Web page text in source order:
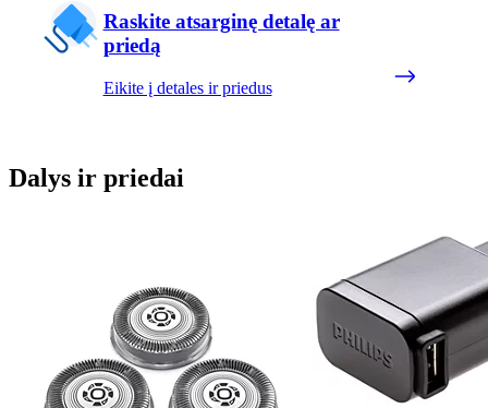
Raskite atsarginę detalę ar
priedą
Eikite į detales ir priedus
Dalys ir priedai